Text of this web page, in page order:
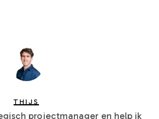
THIJS
projectmanager en help ik